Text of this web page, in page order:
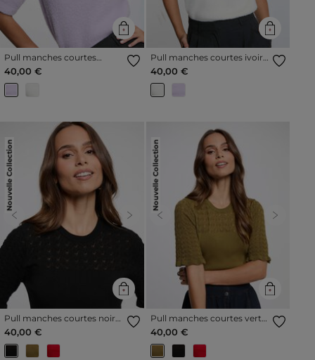
Pull manches courtes
parme femme
40,00 €
Pull manches courtes ivoire
femme
40,00 €
Nouvelle Collection
Previous Next
Pull manches courtes noir
40,00 €
Nouvelle Collection
Previous Next
Pull manches courtes vert
olive femme
40,00 €